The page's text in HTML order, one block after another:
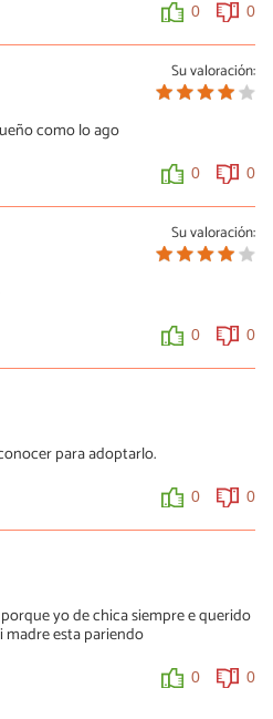
0 0
Su valoración:
como lo ago
0 0
Su valoración:
0 0
para adoptarlo.
0 0
yo de chica siempre e querido
esta pariendo
0 0